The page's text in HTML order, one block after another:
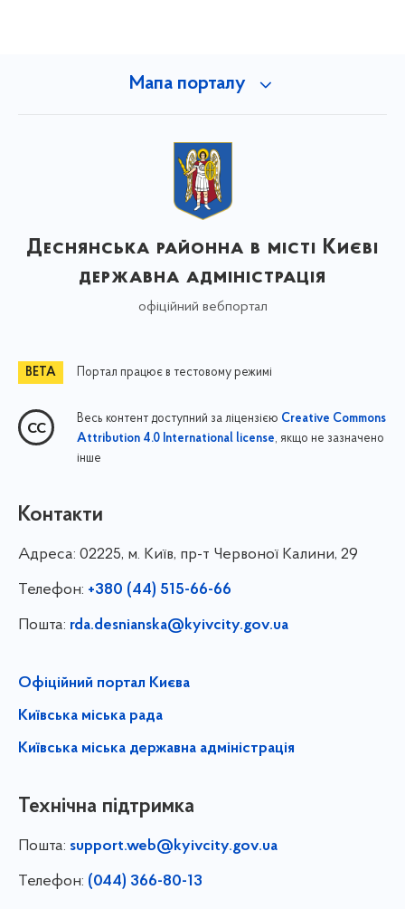
Мапа порталу
Деснянська районна в місті Києві
державна адміністрація
офіційний вебпортал
Портал працює в тестовому режимі
Весь контент доступний за ліцензією Creative Commons
Attribution 4.0 International license, якщо не зазначено
інше
Контакти
Адреса: 02225, м. Київ, пр-т Червоної Калини, 29
Телефон: +380 (44) 515-66-66
Пошта: rda.desnianska@kyivcity.gov.ua
Офіційний портал Києва
Київська міська рада
Київська міська державна адміністрація
Технічна підтримка
Пошта: support.web@kyivcity.gov.ua
Телефон: (044) 366-80-13